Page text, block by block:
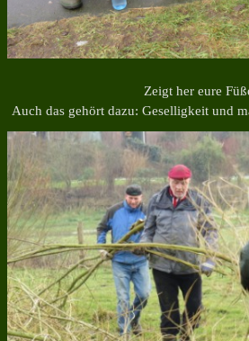
Zeigt her eure
Auch das gehört dazu: Geselligkeit und